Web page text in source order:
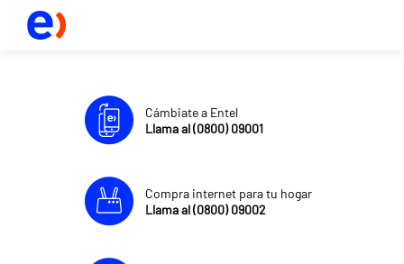
Cámbiate a Entel
Llama al (0800) 09001
Compra internet para tu hogar
Llama al (0800) 09002